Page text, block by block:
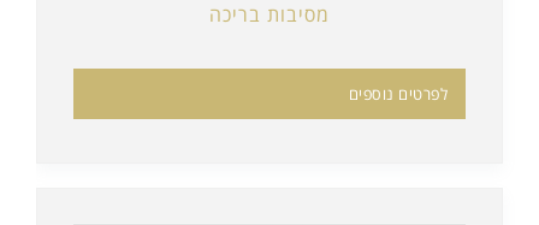
מסיבות בריכה
לפרטים נוספים